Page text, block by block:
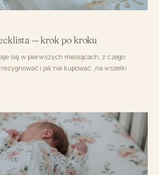
— krok po kroku
się w pierwszych miesiącach, z czego
i jak nie kupować „na wszelki